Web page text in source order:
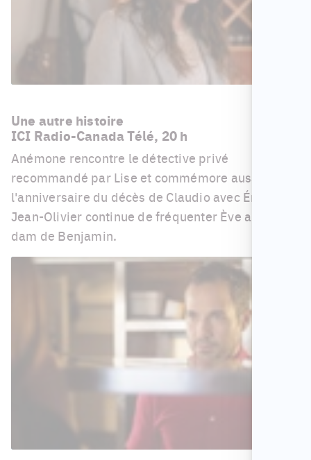
Une autre histoire
ICI Radio-Canada Télé, 20 h
Anémone rencontre le détective privé
recommandé par Lise et commémore aussi
l'anniversaire du décès de Claudio avec Émilien.
Jean-Olivier continue de fréquenter Ève au grand
dam de Benjamin.